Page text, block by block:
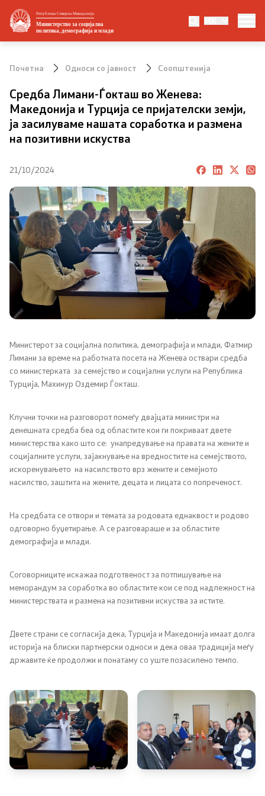
Република Северна Македонија
Министерство за социјална
политика, демографија и млади
MK
Министерство
Заменик министер
Државен секретар
Организациона поставеност
Стратешки документи
Eвропски интеграции и меѓународна
соработка
Односи со јавност
Соопштенија
Медија центар
Слободен пристап до информации
Финансиска транспарентност
Огласи
Социјална политика и заштита
Инспекциски надзор
Боречко - инвалидска заштита
Демографија и млади
Демографија
Млади
Почетна Односи со јавност Соопштенија
Средба Лимани-Ѓокташ во Женева:
Македонија и Турција се пријателски земји,
ја засилуваме нашата соработка и размена
на позитивни искуства
21/10/2024
Министерот за социјална политика, демографија и млади, Фатмир
Лимани за време на работната посета на Женева оствари средба
со министерката за семејство и социјални услуги на Република
Турција, Махинур Оздемир Ѓокташ.
Клучни точки на разговорот помеѓу двајцата министри на
денешната средба беа од областите кои ги покриваат двете
министерства како што се: унапредување на правата на жените и
социјалните услуги, зајакнување на вредностите на семејството,
искоренувањето на насилството врз жените и семејното
насилство, заштита на жените, децата и лицата со попреченост.
На средбата се отвори и темата за родовата еднаквост и родово
одговорно буџетирање. А се разговараше и за областите
демографија и млади.
Соговорниците искажаа подготвеност за потпишување на
меморандум за соработка во областите кои се под надлежност на
министерствата и размена на позитивни искуства за истите.
Двете страни се согласија дека, Турција и Македонија имаат долга
историја на блиски партнерски односи и дека оваа традиција меѓу
државите ќе продолжи и понатаму со уште позасилено темпо.